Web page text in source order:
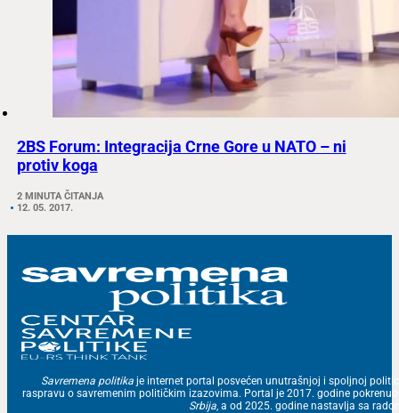
2BS Forum: Integracija Crne Gore u NATO – ni
protiv koga
2 MINUTA ČITANJA
12. 05. 2017.
Savremena politika je internet portal posvećen unutrašnjoj i spoljnoj
raspravu o savremenim političkim izazovima. Portal je 2017. godine
Srbija , a od 2025. godine nastavlja sa